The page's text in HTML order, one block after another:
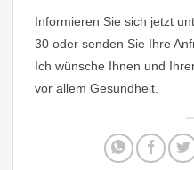
Informieren Sie sich jetzt
30 oder senden Sie Ihre
Ich wünsche Ihnen und
vor allem Gesundheit.